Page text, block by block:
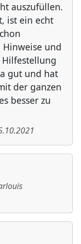
auszufüllen.
ist ein echt
und
gut und hat
der ganzen
besser zu